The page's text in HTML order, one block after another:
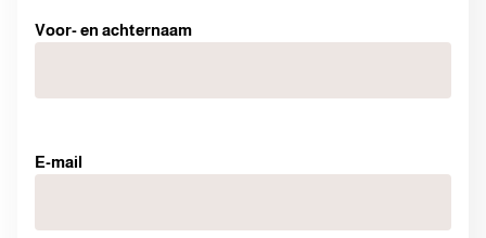
Telefoonnummer
E-mail
Voor- en achternaam
E-mail